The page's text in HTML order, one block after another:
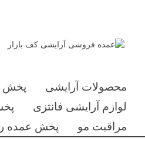
محصولات آرایشی پخش
لوازم آرایشی فانتزی
مراقبت مو
پخش عمده